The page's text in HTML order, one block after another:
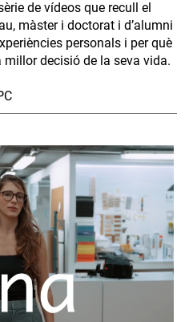
de vídeos que recull el
màster i doctorat i d’alumni
personals i per què
decisió de la seva vida.